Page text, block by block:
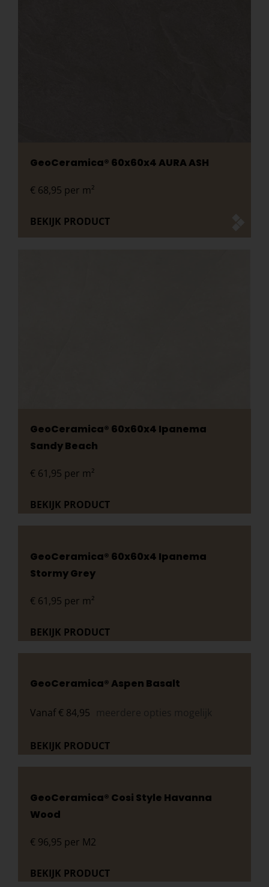
GeoCeramica® 60x60x4 AURA ASH
€ 68,95 per m²
BEKIJK PRODUCT
GeoCeramica® 60x60x4 Ipanema
Sandy Beach
€ 61,95 per m²
BEKIJK PRODUCT
GeoCeramica® 60x60x4 Ipanema
Stormy Grey
€ 61,95 per m²
BEKIJK PRODUCT
GeoCeramica® Aspen Basalt
Vanaf€ 84,95 meerdere opties mogelijk
BEKIJK PRODUCT
GeoCeramica® Cosi Style Havanna
Wood
€ 96,95 per M2
BEKIJK PRODUCT